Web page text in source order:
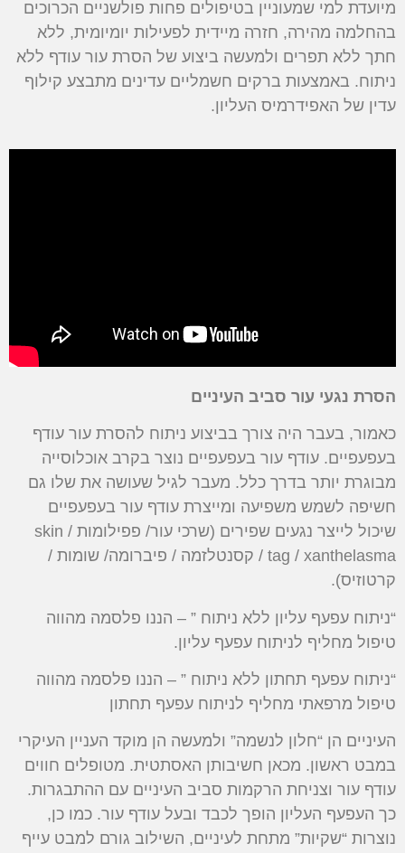
מיועדת למי שמעוניין בטיפולים פחות פולשניים הכרוכים
בהחלמה מהירה, חזרה מיידית לפעילות יומיומית, ללא
חתך ללא תפרים ולמעשה ביצוע של הסרת עור עודף ללא
ניתוח. באמצעות ברקים חשמליים עדינים מתבצע קילוף
עדין של האפידרמיס העליון.
הסרת נגעי עור סביב העיניים
כאמור, בעבר היה צורך בביצוע ניתוח להסרת עור עודף
בעפעפיים. עודף עור בעפעפיים נוצר בקרב אוכלוסייה
מבוגרת יותר בדרך כלל. מעבר לגיל שעושה את שלו גם
חשיפה לשמש משפיעה ומייצרת עודף עור בעפעפיים
שיכול לייצר נגעים שפירים (שרכי עור/ פפילומות / skin
tag / xanthelasma / קסנטלזמה / פיברומה/ שומות /
קרטוזיס).
“ניתוח עפעף עליון ללא ניתוח ” – הננו פלסמה מהווה
טיפול מחליף לניתוח עפעף עליון.
“ניתוח עפעף תחתון ללא ניתוח ” – הננו פלסמה מהווה
טיפול מרפאתי מחליף לניתוח עפעף תחתון
העיניים הן “חלון לנשמה” ולמעשה הן מוקד העניין העיקרי
במבט ראשון. מכאן חשיבותן האסתטית. מטופלים חווים
עודף עור וצניחת הרקמות סביב העיניים עם ההתבגרות.
כך העפעף העליון הופך לכבד ובעל עודף עור. כמו כן,
נוצרות “שקיות” מתחת לעיניים, השילוב גורם למבט עייף